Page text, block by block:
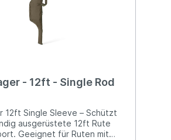
- 12ft - Single Rod
12ft Single Sleeve – Schützt
ausgerüstete 12ft Rute
Geeignet für Ruten mit